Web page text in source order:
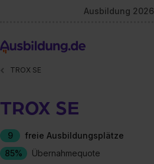
Ausbildung 2026
TROX SE
TROX SE
9
freie Ausbildungsplätze
85%
Übernahmequote